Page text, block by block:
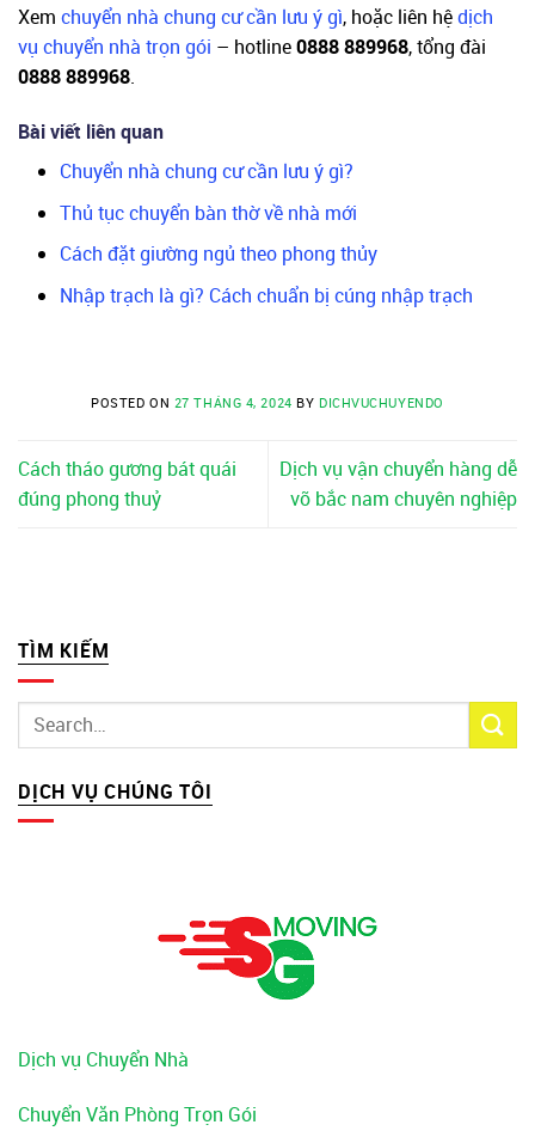
Xem chuyển nhà chung cư cần lưu ý gì, hoặc liên hệdịch
vụ chuyển nhà trọn gói – hotline0888 889968, tổng đài
0888 889968.
Bài viết liên quan
Chuyển nhà chung cư cần lưu ý gì?
Thủ tục chuyển bàn thờ về nhà mới
Cách đặt giường ngủ theo phong thủy
Nhập trạch là gì? Cách chuẩn bị cúng nhập trạch
POSTED ON 27 THÁNG 4, 2024 BY DICHVUCHUYENDO
Cách tháo gương bát quái
đúng phong thuỷ
Dịch vụ vận chuyển hàng dễ
vỡ bắc nam chuyên nghiệp
TÌM KIẾM
DỊCH VỤ CHÚNG TÔI
Dịch vụ Chuyển Nhà
Chuyển Văn Phòng Trọn Gói